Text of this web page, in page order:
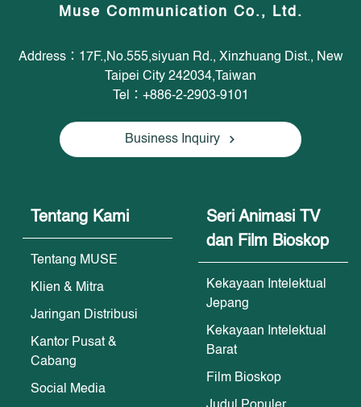
Muse Communication Co., Ltd.
Address：17F.,No.555,siyuan Rd., Xinzhuang Dist., New
Taipei City 242034,Taiwan
Tel：+886-2-2903-9101
Business Inquiry
Tentang Kami
Tentang MUSE
Klien & Mitra
Jaringan Distribusi
Kantor Pusat &
Cabang
Social Media
Seri Animasi TV
dan Film Bioskop
Kekayaan Intelektual
Jepang
Kekayaan Intelektual
Barat
Film Bioskop